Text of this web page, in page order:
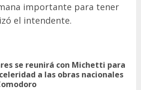
importante para tener
el intendente.
se reunirá con Michetti para
a las obras nacionales